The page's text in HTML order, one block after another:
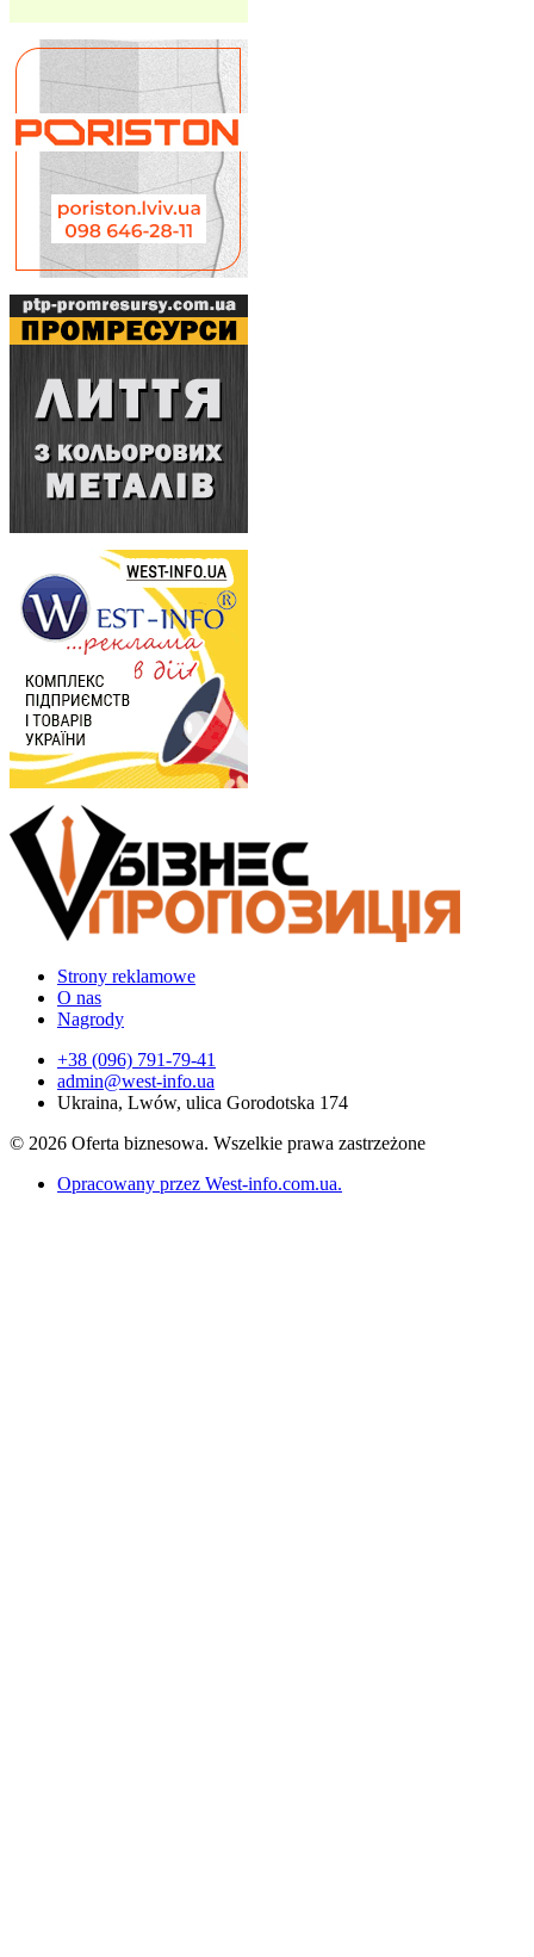
Strony reklamowe
O nas
Nagrody
+38 (096) 791-79-41
admin@west-info.ua
Ukraina, Lwów, ulica Gorodotska 174
© 2026 Oferta biznesowa. Wszelkie prawa zastrzeżone
Opracowany przez West-info.com.ua.